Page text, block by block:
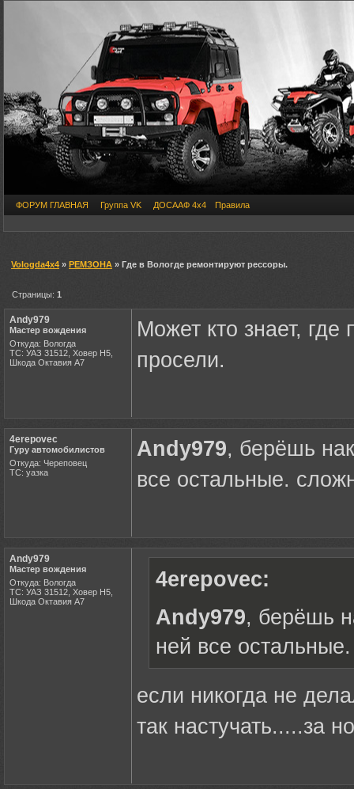
ФОРУМ ГЛАВНАЯ Группа VK ДОСААФ 4х4 Правила
Vologda4x4 » РЕМЗОНА » Где в Вологде ремонтируют рессоры.
Страницы:1
Andy979
Мастер вождения
Откуда: Вологда
ТС: УАЗ 31512, Ховер Н5,
Шкода Октавия А7
Может кто знает,
просели.
4erepovec
Гуру автомобилистов
Откуда: Череповец
ТС: уазка
Andy979, берёшь
все остальные.
Andy979
Мастер вождения
Откуда: Вологда
ТС: УАЗ 31512, Ховер Н5,
Шкода Октавия А7
4erepovec:
Andy979, берёшь
ней все
если никогда не
так настучать.....за